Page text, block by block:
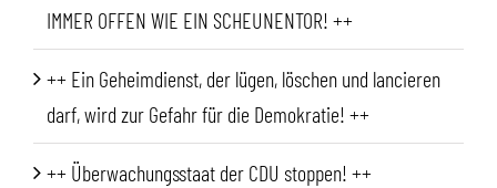
IMMER OFFEN WIE EIN SCHEUNENTOR! ++
++ Ein Geheimdienst, der lügen, löschen und lancieren
darf, wird zur Gefahr für die Demokratie! ++
++ Überwachungsstaat der CDU stoppen! ++